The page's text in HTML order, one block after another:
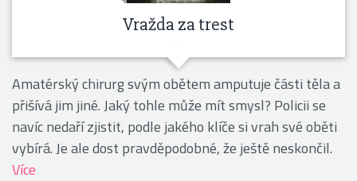
Vražda za trest
Amatérský chirurg svým obětem amputuje části těla a
přišívá jim jiné. Jaký tohle může mít smysl? Policii se
navíc nedaří zjistit, podle jakého klíče si vrah své oběti
vybírá. Je ale dost pravděpodobné, že ještě neskončil.
Více